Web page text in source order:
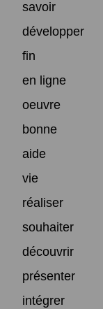
savoir
développer
fin
en ligne
oeuvre
bonne
aide
vie
réaliser
souhaiter
découvrir
présenter
intégrer